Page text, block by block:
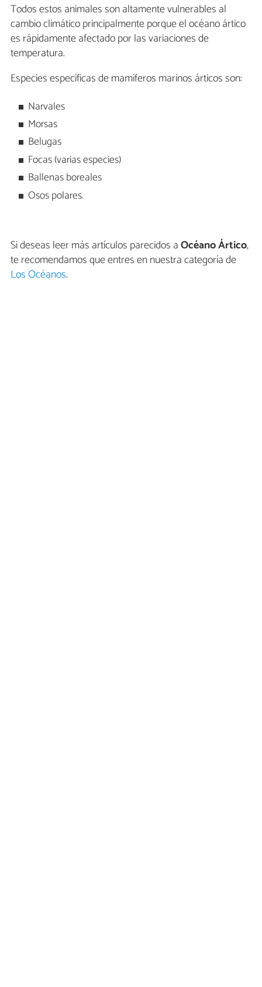
Todos estos animales son altamente vulnerables al
cambio climático principalmente porque el océano ártico
es rápidamente afectado por las variaciones de
temperatura.
Especies específicas de mamíferos marinos árticos son:
Narvales
Morsas
Belugas
Focas (varias especies)
Ballenas boreales
Osos polares.
Si deseas leer más artículos parecidos aOcéano Ártico,
te recomendamos que entres en nuestra categoría de
Los Océanos.